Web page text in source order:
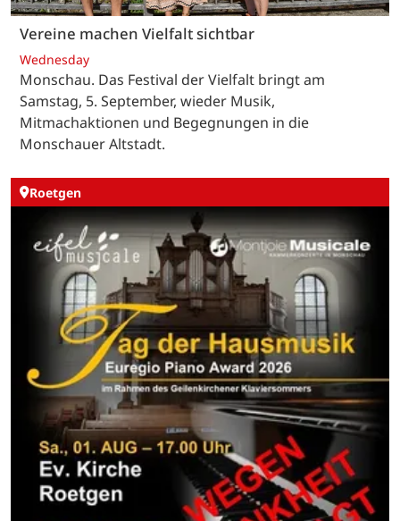
Vereine machen Vielfalt sichtbar
Wednesday
Monschau. Das Festival der Vielfalt bringt am
Samstag, 5. September, wieder Musik,
Mitmachaktionen und Begegnungen in die
Monschauer Altstadt.
Roetgen